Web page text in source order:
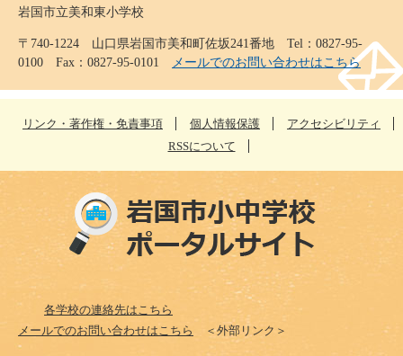
岩国市立美和東小学校
〒740-1224 山口県岩国市美和町佐坂241番地 Tel：0827-95-
0100 Fax：0827-95-0101
メールでのお問い合わせはこちら
リンク・著作権・免責事項 個人情報保護
アクセシビリティ
RSSについて
各学校の連絡先はこちら
メールでのお問い合わせはこちら
＜外部リンク＞